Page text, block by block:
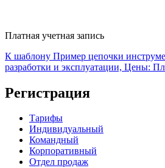
Платная учетная запись
К шаблону Пример цепочки
разработки и эксплуатации, Цены:
Регистрация
Тарифы
Индивидуальный
Командный
Корпоративный
Отдел продаж